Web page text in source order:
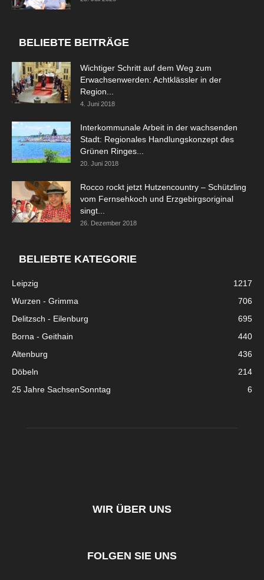
BELIEBTE BEITRÄGE
Wichtiger Schritt auf dem Weg zum
Erwachsenwerden: Achtklässler in der
Region...
4. Juni 2018
Interkommunale Arbeit in der wachsenden
Stadt: Regionales Handlungskonzept des
Grünen Ringes...
20. Juni 2018
Rocco rockt jetzt Hutzencountry – Schützling
vom Fernsehkoch und Erzgebirgsoriginal
singt...
26. Dezember 2018
BELIEBTE KATEGORIE
Leipzig
1217
Wurzen - Grimma
706
Delitzsch - Eilenburg
695
Borna - Geithain
440
Altenburg
436
Döbeln
214
25 Jahre SachsenSonntag
6
WIR ÜBER UNS
FOLGEN SIE UNS